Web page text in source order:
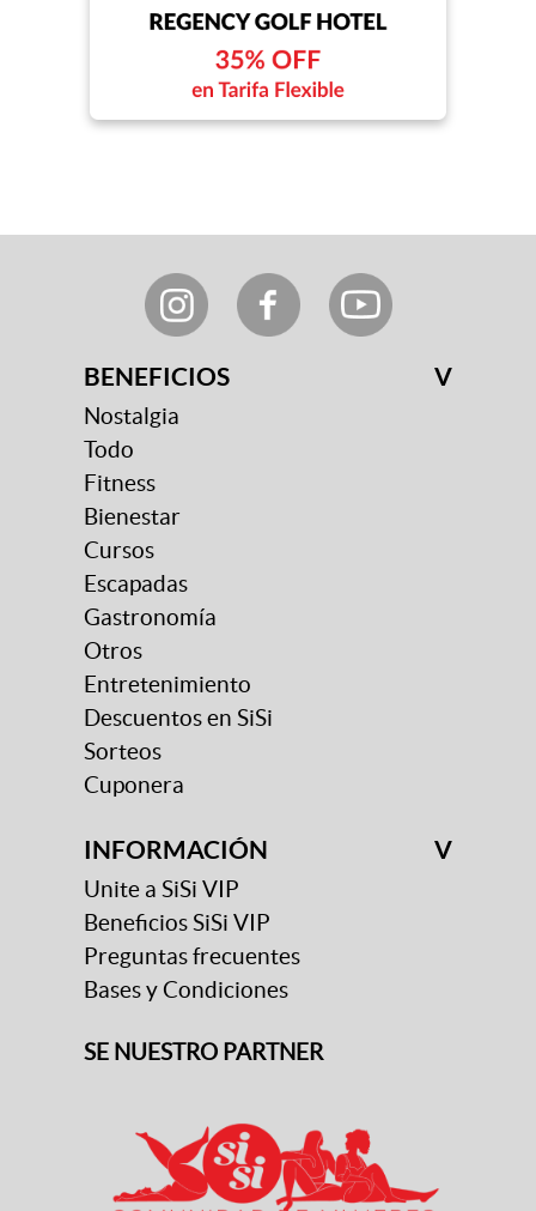
BENEFICIOS V
Nostalgia
Todo
Fitness
Bienestar
Cursos
Escapadas
Gastronomía
Otros
Entretenimiento
Descuentos en SiSi
Sorteos
Cuponera
INFORMACIÓN V
Unite a SiSi VIP
Beneficios SiSi VIP
Preguntas frecuentes
Bases y Condiciones
SE NUESTRO PARTNER